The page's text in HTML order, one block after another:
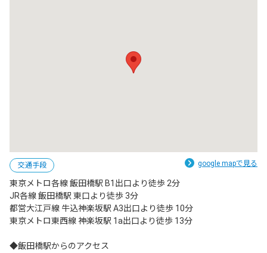
google mapで見る
交通手段
東京メトロ各線 飯田橋駅 B1出口より徒歩 2分
JR各線 飯田橋駅 東口より徒歩 3分
都営大江戸線 牛込神楽坂駅 A3出口より徒歩 10分
東京メトロ東西線 神楽坂駅 1a出口より徒歩 13分
◆飯田橋駅からのアクセス